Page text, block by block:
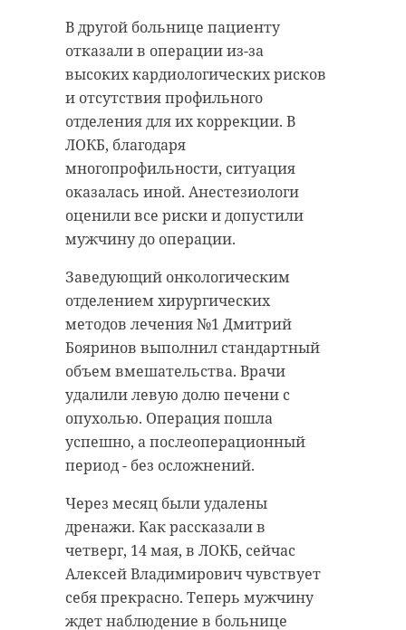
В другой больнице пациенту
отказали в операции из-за
высоких кардиологических рисков
и отсутствия профильного
отделения для их коррекции. В
ЛОКБ, благодаря
многопрофильности, ситуация
оказалась иной. Анестезиологи
оценили все риски и допустили
мужчину до операции.
Заведующий онкологическим
отделением хирургических
методов лечения №1 Дмитрий
Бояринов выполнил стандартный
объем вмешательства. Врачи
удалили левую долю печени с
опухолью. Операция пошла
успешно, а послеоперационный
период - без осложнений.
Через месяц были удалены
дренажи. Как рассказали в
четверг, 14 мая, в ЛОКБ, сейчас
Алексей Владимирович чувствует
себя прекрасно. Теперь мужчину
ждет наблюдение в больнице
Меньше всего случаев
присасывания клещей было
зарегистрировано в
Бокситогорском и Ломоносовском
районах – 4 случая; Лужском
районе – 7 случаев.
С 7 по 13 мая случаев заболевания
клещевым боррелиозом и
клещевым энцефалитом не
зарегистрировано. В указанный
период привито 3359 человек.
Фото:
https://www.magnific.com/ru/free-
photo/brown-black-bug-green-
cb28-4fe3-ad18-
клещи роспотребнадзор
Поделиться статьей:
оказывает помощь — вяжет сети,
собирает посылки или просто
говорит тёплые слова.
«Благодаря вашей
поддержке бойцы
знают: их ждут, их
любят, в них верят. И
именно с этой верой
они идут вперёд и
смотрят в будущее с
уверенностью:
Победа будет за
нами!»
— говорится в
сообщении
администрации.
В видеозаписи участник
спецоперации от лица
группировки выразил слова
благодарности.